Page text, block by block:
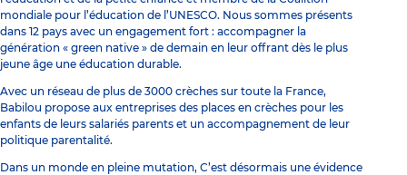
mondiale pour l’éducation de l’UNESCO. Nous sommes présents
dans 12 pays avec un engagement fort : accompagner la
génération « green native » de demain en leur offrant dès le plus
jeune âge une éducation durable.
Avec un réseau de plus de 3000 crèches sur toute la France,
Babilou propose aux entreprises des places en crèches pour les
enfants de leurs salariés parents et un accompagnement de leur
politique parentalité.
Dans un monde en pleine mutation, C’est désormais une évidence